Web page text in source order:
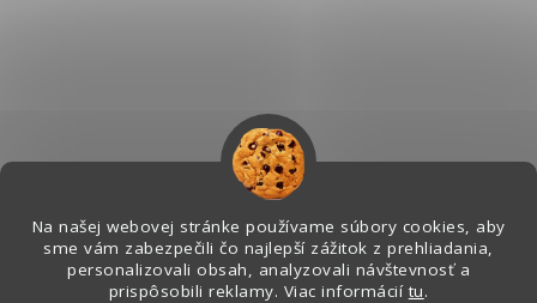
Na našej webovej stránke používame súbory cookies, aby
sme vám zabezpečili čo najlepší zážitok z prehliadania,
personalizovali obsah, analyzovali návštevnosť a
prispôsobili reklamy. Viac informácií tu.
Sledovať na Instagrame